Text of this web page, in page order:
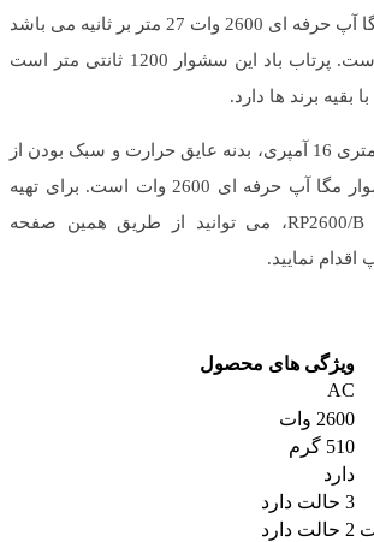
سرعت باد سشوار مگا آپ حرفه ای 2600 وات 27 متر بر ثانیه می باشد
که عدد واقعا خوبی است. پرتاب باد این سشوار 1200 ثانتی متر است
برند ها دارد.
مادون قرمز، سیم 2 متری 16 آمپری، بدنه عایق حرارت و سبک بودن از
بقیه ویژگی های سشوار مگا آپ حرفه ای 2600 وات است. برای تهیه
سشوار مگاآپ مدل RP2600/B، می توانید از طریق همین صفحه
نمایید.
ویژگی های محصول
AC
2600 وات
510 گرم
دارد
3 حالت دارد
2 حالت دارد